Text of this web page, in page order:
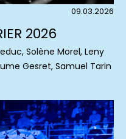
09.03.2026
2026
Solène Morel, Leny
Gesret, Samuel Tarin